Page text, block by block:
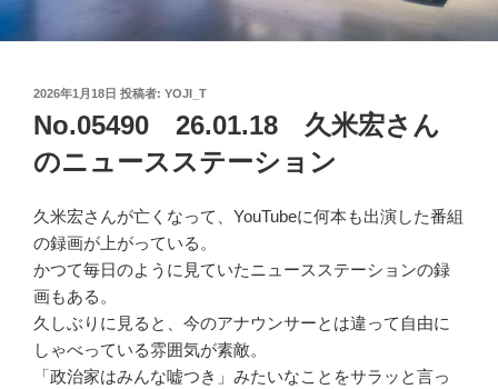
投
稿
日:
2026年1月18日 投稿者: YOJI_T
No.05490 26.01.18 久米宏さん
のニュースステーション
久米宏さんが亡くなって、YouTubeに何本も出演した番組
の録画が上がっている。
かつて毎日のように見ていたニュースステーションの録
画もある。
久しぶりに見ると、今のアナウンサーとは違って自由に
しゃべっている雰囲気が素敵。
「政治家はみんな嘘つき」みたいなことをサラッと言っ